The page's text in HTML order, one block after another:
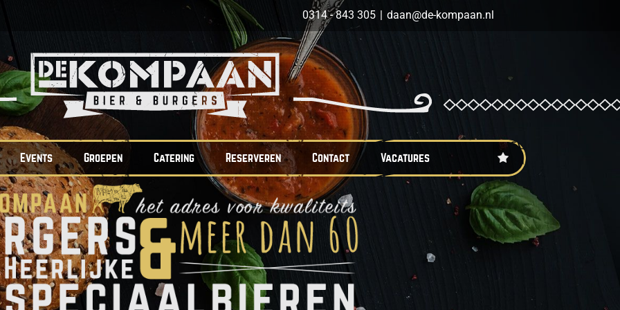
0314 - 843 305 | daan@de-kompaan.nl
Events Groepen Catering Reserveren Contact Vacatures